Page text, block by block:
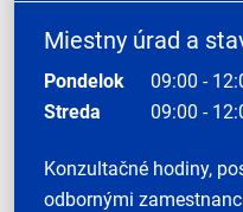
Miestny úrad a
Pondelok 09:00 -
Streda
09:00 -
Konzultačné hodiny,
odbornými